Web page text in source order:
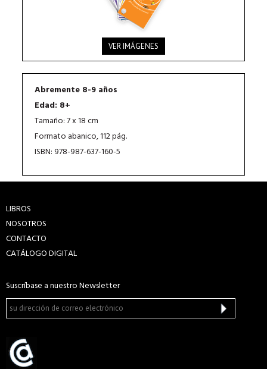
VER IMÁGENES
Abremente 8-9 años
Edad: 8+
Tamaño: 7 x 18 cm
Formato abanico, 112 pág.
ISBN: 978-987-637-160-5
LIBROS
NOSOTROS
CONTACTO
CATÁLOGO DIGITAL
Suscríbase a nuestro Newsletter